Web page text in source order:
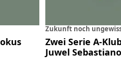
Zukunft noch
Zwei Serie A-
Juwel